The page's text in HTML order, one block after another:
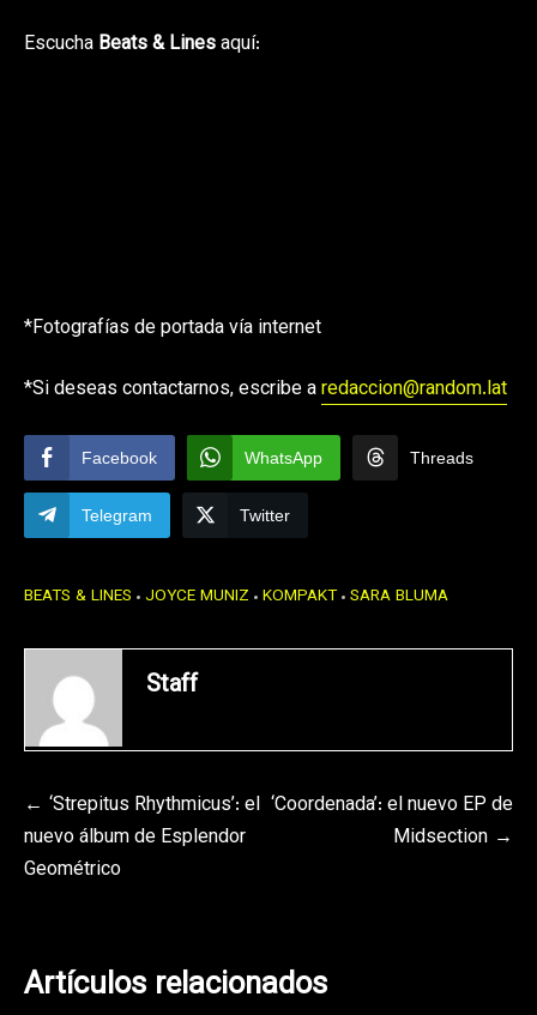
Escucha Beats & Linesaquí:
*Fotografías de portada vía internet
*Si deseas contactarnos, escribe aredaccion@random.lat
Facebook WhatsApp Threads
Telegram Twitter
BEATS & LINES JOYCE MUNIZ KOMPAKT SARA BLUMA
Staff
Navegación
de
‘Strepitus Rhythmicus’: el
nuevo álbum de Esplendor
Geométrico
‘Coordenada’: el nuevo EP de
Midsection
Artículos relacionados